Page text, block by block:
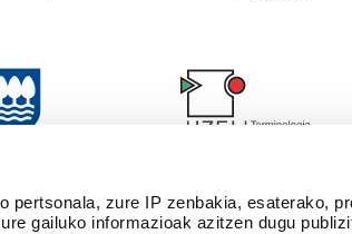
pertsonala, zure IP zenbakia, esaterako,
gailuko informazioak azitzen dugu